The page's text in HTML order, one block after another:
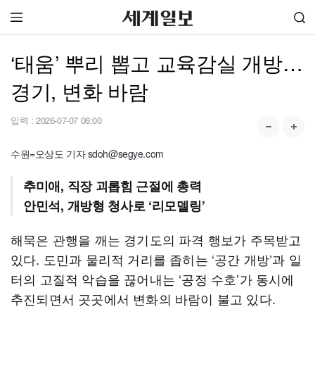
‘태움’ 뿌리 뽑고 교육감실 개방…
경기, 변화 바람
입력 : 2026-07-07 06:00
수원=오상도 기자 sdoh@segye.com
추미애, 직장 괴롭힘 근절에 총력
안민석, 개방형 청사로 ‘리모델링’
해묵은 관행을 깨는 경기도의 파격 행보가 주목받고
있다. 도민과 물리적 거리를 좁히는 ‘공간 개방’과 일
터의 고질적 악습을 끊어내는 ‘공정 수호’가 동시에
추진되면서 곳곳에서 변화의 바람이 불고 있다.